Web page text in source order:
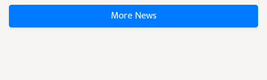
More News